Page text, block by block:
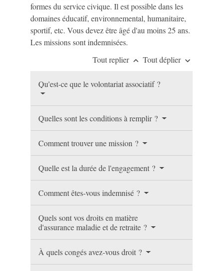
formes du service civique. Il est possible dans les
domaines éducatif, environnemental, humanitaire,
sportif, etc. Vous devez être âgé d'au moins 25 ans.
Les missions sont indemnisées.
Tout replier keyboard_arrow_up Tout déplier keyboard_arrow_down
Qu'est-ce que le volontariat associatif ?
Quelles sont les conditions à remplir ?
Comment trouver une mission ?
Quelle est la durée de l'engagement ?
Comment êtes-vous indemnisé ?
Quels sont vos droits en matière
d'assurance maladie et de retraite ?
À quels congés avez-vous droit ?